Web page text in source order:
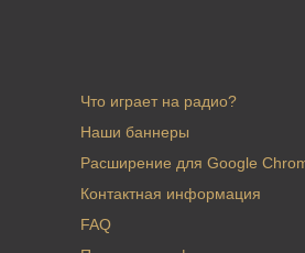
Что играет на радио?
Наши баннеры
Расширение для Google
Контактная информация
FAQ